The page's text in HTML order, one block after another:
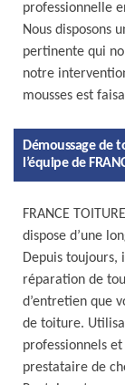
professionnelle
Nous disposons
pertinente qui
notre
mousses est
Démoussage de
l’équipe de
FRANCE
dispose d’une
Depuis toujours,
réparation de
d’entretien que
de toiture.
professionnels
prestataire de